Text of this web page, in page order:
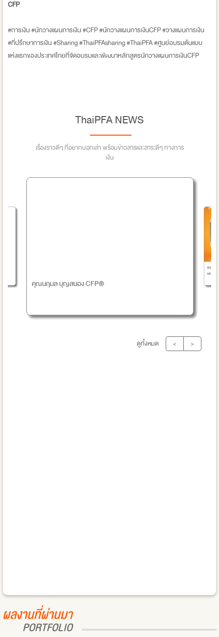
CFP
#การเงิน #นักวางแผนการเงิน #CFP #นักวางแผนการเงินCFP #วางแผนการเงิน
#ที่ปรึกษาการเงิน #Sharing #ThaiPFAsharing #ThaiPFA #ศูนย์อบรมต้นแบบ
แห่งแรกของประเทศไทยที่จัดอบรมและพัฒนาหลักสูตรนักวางแผนการเงินCFP
ThaiPFA NEWS
เรื่องราวดีๆ ที่อยากบอกเล่า พร้อมข่าวสารและสาระดีๆ ทางการ
เงิน
คุณนฤมล บุญสนอง CFP®
แนวทา
แตกต่า
ดูทั้งหมด < >
ผลงานที่ผ่านมา
PORTFOLIO